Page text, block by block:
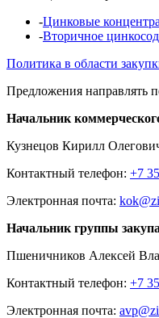
-Цинковые
-Вторичное
Политика в области
Предложения направлять
Начальник
Кузнецов Кирилл
Контактный телефон: +7
Электронная почта:
Начальник группы
Пшеничников Алексей
Контактный телефон: +7
Электронная почта: